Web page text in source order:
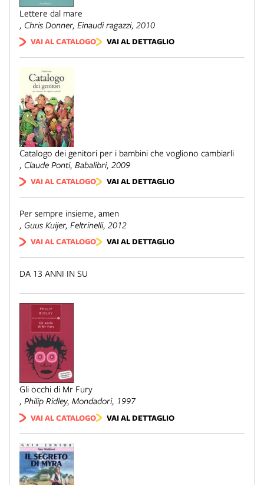
Lettere dal mare
, Chris Donner, Einaudi ragazzi, 2010
VAI AL CATALOGO VAI AL DETTAGLIO
Catalogo dei genitori per i bambini che vogliono cambiarli
, Claude Ponti, Babalibri, 2009
VAI AL CATALOGO VAI AL DETTAGLIO
Per sempre insieme, amen
, Guus Kuijer, Feltrinelli, 2012
VAI AL CATALOGO VAI AL DETTAGLIO
DA 13 ANNI IN SU
Gli occhi di Mr Fury
, Philip Ridley, Mondadori, 1997
VAI AL CATALOGO VAI AL DETTAGLIO